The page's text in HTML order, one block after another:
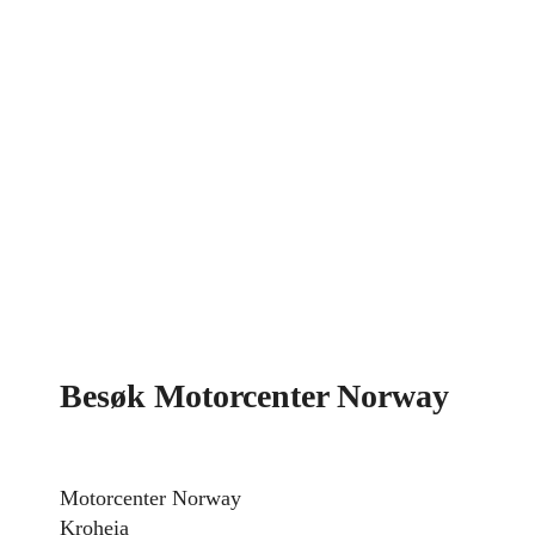
Besøk Motorcenter Norway
Motorcenter Norway
Kroheia